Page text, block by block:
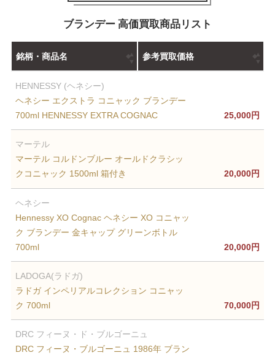
ブランデー 高価買取商品リスト
銘柄・商品名 参考買取価格
HENNESSY (ヘネシー)
ヘネシー エクストラ コニャック ブランデー
700ml HENNESSY EXTRA COGNAC
25,000円
マーテル
マーテル コルドンブルー オールドクラシッ
クコニャック 1500ml 箱付き
20,000円
ヘネシー
Hennessy XO Cognac ヘネシー XO コニャッ
ク ブランデー 金キャップ グリーンボトル
700ml
20,000円
LADOGA(ラドガ)
ラドガ インペリアルコレクション コニャッ
ク 700ml
70,000円
DRC フィーヌ・ド・ブルゴーニュ
DRC フィーヌ・ブルゴーニュ 1986年 ブラン